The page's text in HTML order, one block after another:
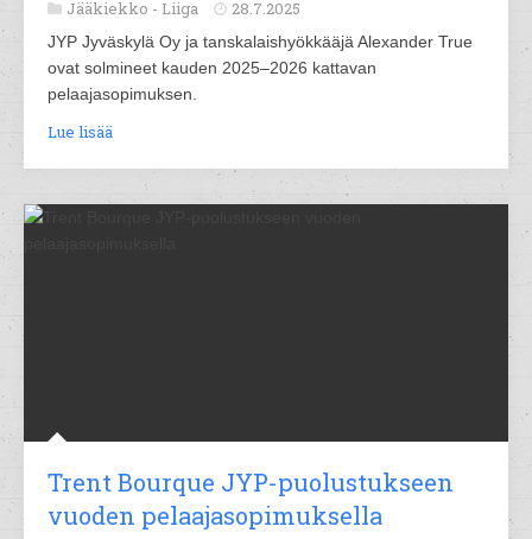
Jääkiekko - Liiga 28.7.2025
JYP Jyväskylä Oy ja tanskalaishyökkääjä Alexander True
ovat solmineet kauden 2025–2026 kattavan
pelaajasopimuksen.
Lue lisää
Trent Bourque JYP-puolustukseen
vuoden pelaajasopimuksella